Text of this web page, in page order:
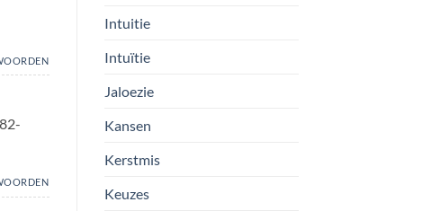
Intuitie
Intuïtie
Jaloezie
Kansen
Kerstmis
Keuzes